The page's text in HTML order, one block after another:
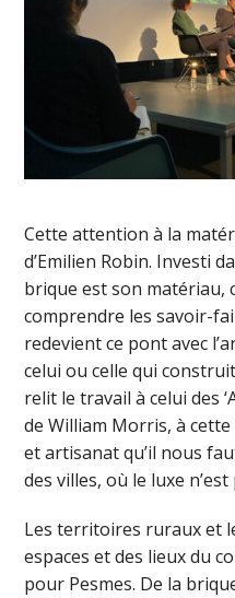
Cette attention à la
d’Emilien Robin. Investi
brique est son matériau,
comprendre les savoir-
redevient ce pont avec
celui ou celle qui
relit le travail à celui des
de William Morris, à
et artisanat qu’il nous
des villes, où le luxe
Les territoires ruraux et
espaces et des lieux du
pour Pesmes. De la